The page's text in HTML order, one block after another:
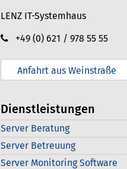
LENZ IT-Systemhaus
+49 (0) 621 / 978 55 55
Anfahrt aus Weinstraße
Dienstleistungen
Server Beratung
Server Betreuung
Server Monitoring Software